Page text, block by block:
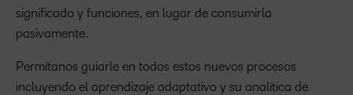
significado y funciones, en lugar de consumirla
pasivamente.
Permítanos guiarle en todos estos nuevos procesos
incluyendo el aprendizaje adaptativo y su analítica de